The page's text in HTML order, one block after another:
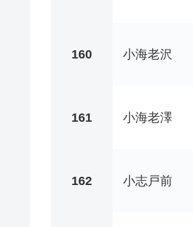
160 小海老沢
161 小海老澤
162 小志戸前